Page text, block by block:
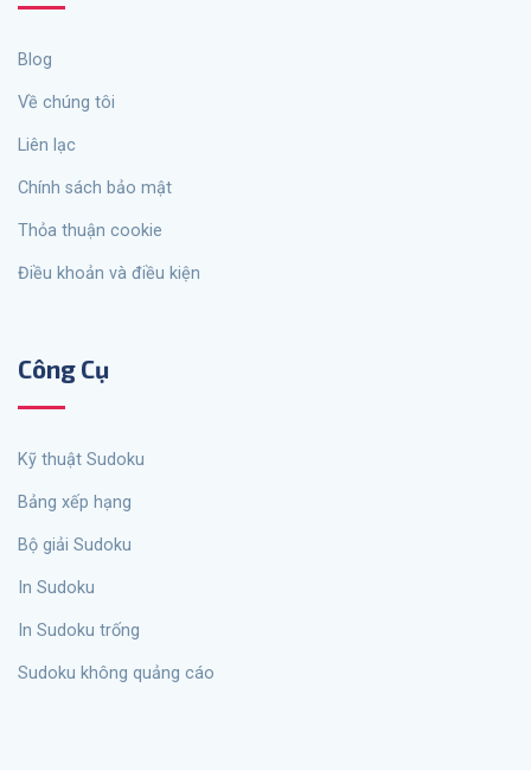
Blog
Về chúng tôi
Liên lạc
Chính sách bảo mật
Thỏa thuận cookie
Điều khoản và điều kiện
Công Cụ
Kỹ thuật Sudoku
Bảng xếp hạng
Bộ giải Sudoku
In Sudoku
In Sudoku trống
Sudoku không quảng cáo